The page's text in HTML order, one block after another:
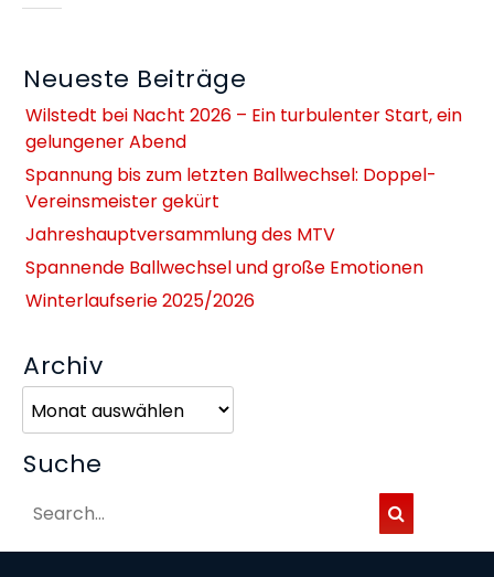
Neueste Beiträge
Wilstedt bei Nacht 2026 – Ein turbulenter Start, ein
gelungener Abend
Spannung bis zum letzten Ballwechsel: Doppel-
Vereinsmeister gekürt
Jahreshauptversammlung des MTV
Spannende Ballwechsel und große Emotionen
Winterlaufserie 2025/2026
Archiv
Suche